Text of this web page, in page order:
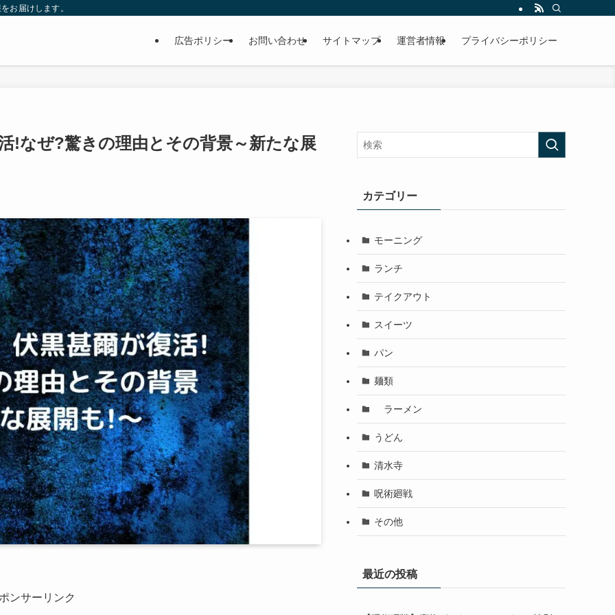
お届けします。
広告ポリシー お問い合わせ サイトマップ 運営者情報 プライバシーポリシー
!なぜ?驚きの理由とその背景～新たな展
ンサーリンク
カテゴリー
モーニング
ランチ
テイクアウト
スイーツ
パン
麺類
ラーメン
うどん
清水寺
呪術廻戦
その他
最近の投稿